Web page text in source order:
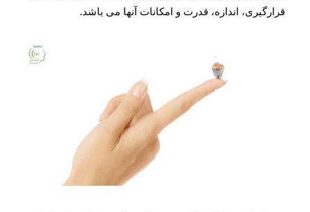
قرارگیری، اندازه، قدرت و امکانات آنها می باشد.